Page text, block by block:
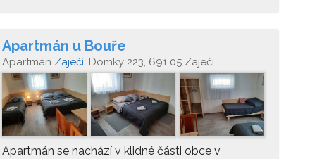
Apartmán u Bouře
Apartmán Zaječí, Domky 223, 691 05 Zaječí
Apartmán se nachází v klidné části obce v